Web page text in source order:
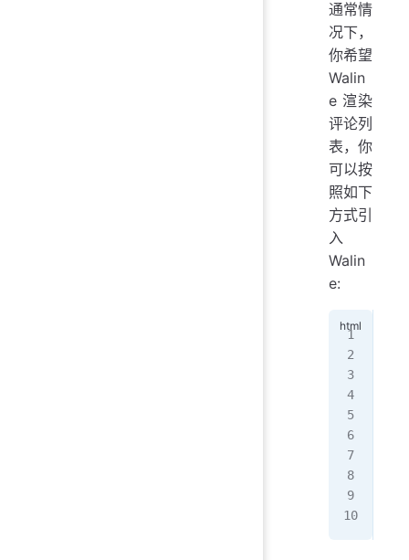
通常情
况下，
你希望
Walin
e 渲染
评论列
表，你
可以按
照如下
方式引
入
Walin
e: